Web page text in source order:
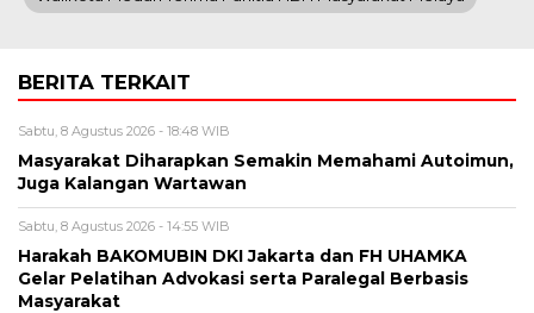
BERITA TERKAIT
Sabtu, 8 Agustus 2026 - 18:48 WIB
Masyarakat Diharapkan Semakin Memahami Autoimun,
Juga Kalangan Wartawan
Sabtu, 8 Agustus 2026 - 14:55 WIB
Harakah BAKOMUBIN DKI Jakarta dan FH UHAMKA
Gelar Pelatihan Advokasi serta Paralegal Berbasis
Masyarakat